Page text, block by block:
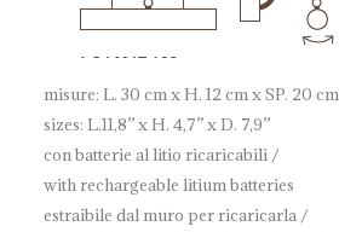
misure: L. 30 cm x H. 12 cm x SP. 20 cm
sizes: L.11,8” x H. 4,7” x D. 7,9”
con batterie al litio ricaricabili /
with rechargeable litium batteries
estraibile dal muro per ricaricarla /